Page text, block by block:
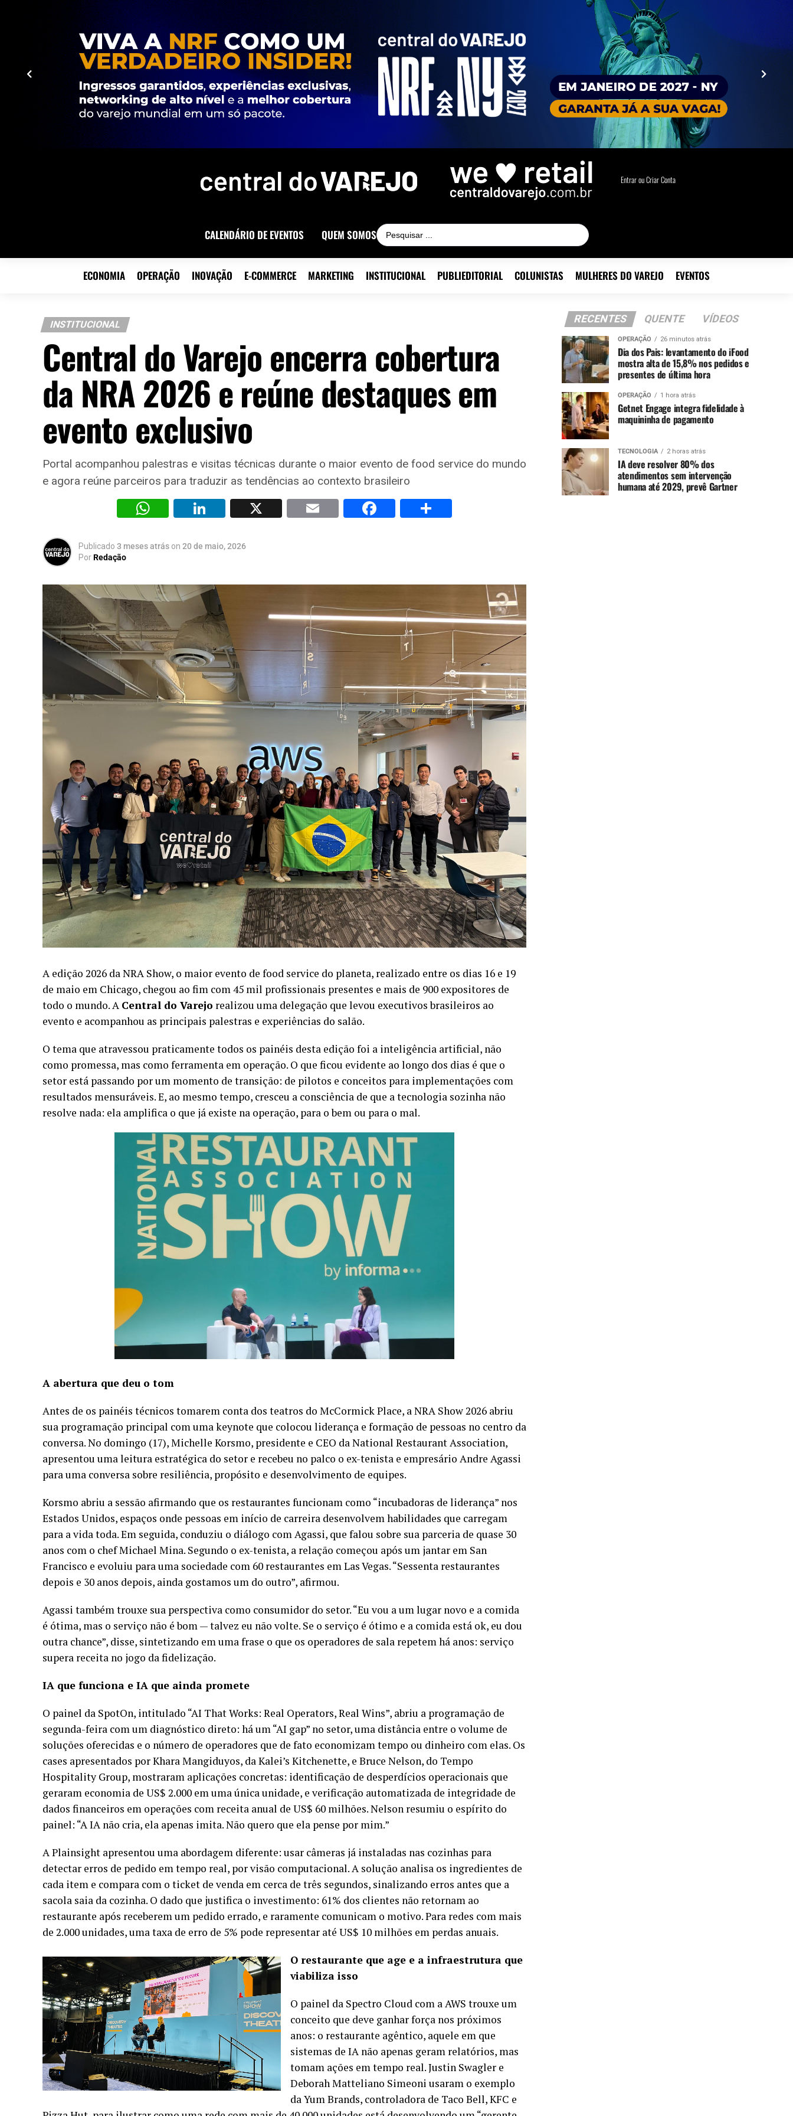
Entrar ou Criar Conta
CALENDÁRIO DE EVENTOS QUEM SOMOS
ECONOMIA OPERAÇÃO INOVAÇÃO E-COMMERCE MARKETING INSTITUCIONAL PUBLIEDITORIAL COLUNISTAS MULHERES DO VAREJO EVENTOS
INSTITUCIONAL
Central do Varejo encerra cobertura
da NRA 2026 e reúne destaques em
evento exclusivo
Portal acompanhou palestras e visitas técnicas durante o maior evento de food service do mundo
e agora reúne parceiros para traduzir as tendências ao contexto brasileiro
WhatsAppLinkedIn
X Email Facebook
Publicado 3 meses atrás on 20 de maio, 2026
PorRedação
A edição 2026 da NRA Show, o maior evento de food service do planeta, realizado entre os dias 16 e 19
de maio em Chicago, chegou ao fim com 45 mil profissionais presentes e mais de 900 expositores de
todo o mundo. A Central do Varejo realizou uma delegação que levou executivos brasileiros ao
evento e acompanhou as principais palestras e experiências do salão.
O tema que atravessou praticamente todos os painéis desta edição foi a inteligência artificial, não
como promessa, mas como ferramenta em operação. O que ficou evidente ao longo dos dias é que o
setor está passando por um momento de transição: de pilotos e conceitos para implementações com
resultados mensuráveis. E, ao mesmo tempo, cresceu a consciência de que a tecnologia sozinha não
resolve nada: ela amplifica o que já existe na operação, para o bem ou para o mal.
A abertura que deu o tom
Antes de os painéis técnicos tomarem conta dos teatros do McCormick Place, a NRA Show 2026 abriu
sua programação principal com uma keynote que colocou liderança e formação de pessoas no centro da
conversa. No domingo (17), Michelle Korsmo, presidente e CEO da National Restaurant Association,
apresentou uma leitura estratégica do setor e recebeu no palco o ex-tenista e empresário Andre Agassi
para uma conversa sobre resiliência, propósito e desenvolvimento de equipes.
Korsmo abriu a sessão afirmando que os restaurantes funcionam como “incubadoras de liderança” nos
Estados Unidos, espaços onde pessoas em início de carreira desenvolvem habilidades que carregam
para a vida toda. Em seguida, conduziu o diálogo com Agassi, que falou sobre sua parceria de quase 30
anos com o chef Michael Mina. Segundo o ex-tenista, a relação começou após um jantar em San
Francisco e evoluiu para uma sociedade com 60 restaurantes em Las Vegas. “Sessenta restaurantes
depois e 30 anos depois, ainda gostamos um do outro”, afirmou.
Agassi também trouxe sua perspectiva como consumidor do setor. “Eu vou a um lugar novo e a comida
é ótima, mas o serviço não é bom — talvez eu não volte. Se o serviço é ótimo e a comida está ok, eu dou
outra chance”, disse, sintetizando em uma frase o que os operadores de sala repetem há anos: serviço
supera receita no jogo da fidelização.
IA que funciona e IA que ainda promete
O painel da SpotOn, intitulado “AI That Works: Real Operators, Real Wins”, abriu a programação de
segunda-feira com um diagnóstico direto: há um “AI gap” no setor, uma distância entre o volume de
soluções oferecidas e o número de operadores que de fato economizam tempo ou dinheiro com elas. Os
cases apresentados por Khara Mangiduyos, da Kalei’s Kitchenette, e Bruce Nelson, do Tempo
Hospitality Group, mostraram aplicações concretas: identificação de desperdícios operacionais que
geraram economia de US$ 2.000 em uma única unidade, e verificação automatizada de integridade de
dados financeiros em operações com receita anual de US$ 60 milhões. Nelson resumiu o espírito do
painel: “A IA não cria, ela apenas imita. Não quero que ela pense por mim.”
A Plainsight apresentou uma abordagem diferente: usar câmeras já instaladas nas cozinhas para
detectar erros de pedido em tempo real, por visão computacional. A solução analisa os ingredientes de
cada item e compara com o ticket de venda em cerca de três segundos, sinalizando erros antes que a
sacola saia da cozinha. O dado que justifica o investimento: 61% dos clientes não retornam ao
restaurante após receberem um pedido errado, e raramente comunicam o motivo. Para redes com mais
de 2.000 unidades, uma taxa de erro de 5% pode representar até US$ 10 milhões em perdas anuais.
O restaurante que age e a infraestrutura que
viabiliza isso
O painel da Spectro Cloud com a AWS trouxe um
conceito que deve ganhar força nos próximos
anos: o restaurante agêntico, aquele em que
sistemas de IA não apenas geram relatórios, mas
tomam ações em tempo real. Justin Swagler e
Deborah Matteliano Simeoni usaram o exemplo
da Yum Brands, controladora de Taco Bell, KFC e
RECENTES QUENTE VÍDEOS
OPERAÇÃO 26 minutos atrás
Dia dos Pais: levantamento do iFood
mostra alta de 15,8% nos pedidos e
presentes de última hora
OPERAÇÃO 1 hora atrás
Getnet Engage integra fidelidade à
maquininha de pagamento
TECNOLOGIA 2 horas atrás
IA deve resolver 80% dos
atendimentos sem intervenção
humana até 2029, prevê Gartner